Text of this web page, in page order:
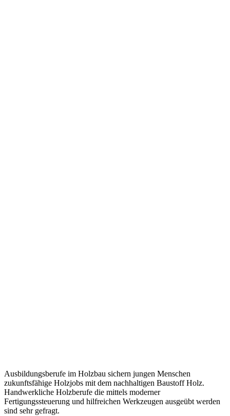
Ausbildungsberufe im Holzbau sichern jungen Menschen
zukunftsfähige Holzjobs mit dem nachhaltigen Baustoff Holz.
Handwerkliche Holzberufe die mittels moderner
Fertigungssteuerung und hilfreichen Werkzeugen ausgeübt werden
sind sehr gefragt.